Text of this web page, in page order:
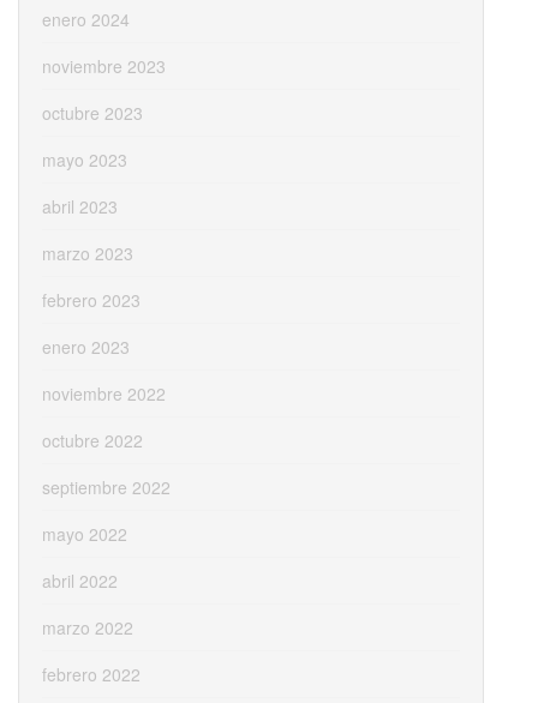
enero 2024
noviembre 2023
octubre 2023
mayo 2023
abril 2023
marzo 2023
febrero 2023
enero 2023
noviembre 2022
octubre 2022
septiembre 2022
mayo 2022
abril 2022
marzo 2022
febrero 2022